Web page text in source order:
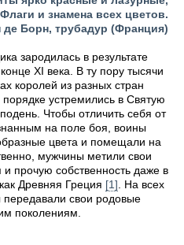
Флаги и знамена всех цветов.
де Борн, трубадур (Франция)
зародилась в результате
XI века. В ту пору тысячи
королей из разных стран
устремились в Святую
Чтобы отличить себя от
на поле боя, воины
цвета и помещали на
мужчины метили свои
прочую собственность даже в
Древняя Греция [1] . На всех
свои родовые
поколениям.